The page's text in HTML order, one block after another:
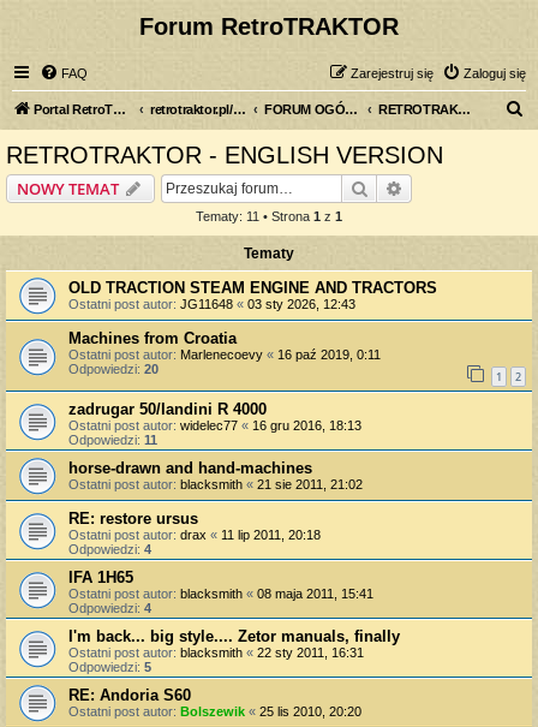
Forum RetroTRAKTOR
FAQ Zaloguj się
Zarejestruj się
Portal RetroTRAKTOR.pl retrotraktor.pl/forum FORUM OGÓLNE RETROTRAKTOR - ENGLISH VERSION
RETROTRAKTOR - ENGLISH VERSION
NOWY TEMAT Szukaj
Tematy: 11 • Strona 1 z 1
Tematy
OLD TRACTION STEAM ENGINE AND TRACTORS
Ostatni post autor: JG11648 « 03 sty 2026, 12:43
Machines from Croatia
Ostatni post autor: Marlenecoevy « 16 paź 2019, 0:11
Odpowiedzi: 20 1 2
zadrugar 50/landini R 4000
Ostatni post autor: widelec77 « 16 gru 2016, 18:13
Odpowiedzi: 11
horse-drawn and hand-machines
Ostatni post autor: blacksmith « 21 sie 2011, 21:02
RE: restore ursus
Ostatni post autor: drax « 11 lip 2011, 20:18
Odpowiedzi: 4
IFA 1H65
Ostatni post autor: blacksmith « 08 maja 2011, 15:41
Odpowiedzi: 4
I'm back... big style.... Zetor manuals, finally
Ostatni post autor: blacksmith « 22 sty 2011, 16:31
Odpowiedzi: 5
RE: Andoria S60
Ostatni post autor: Bolszewik « 25 lis 2010, 20:20